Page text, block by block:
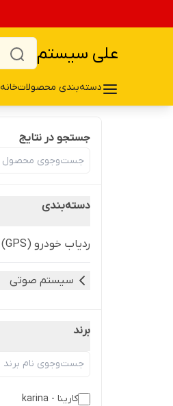
علی سیستم
دسته‌بندی محصولاتخانه
جستجو در نتایج
دسته‌بندی
ردیاب خودرو (GPS)
سیستم صوتی
برند
کارینا - karina